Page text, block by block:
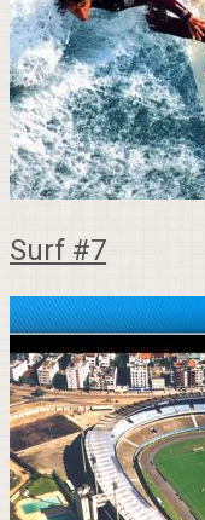
Surf #7